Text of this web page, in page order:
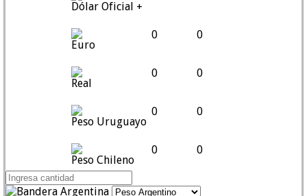
Dólar Oficial +
Euro
0 0
Real
0 0
Peso Uruguayo
0 0
Peso Chileno
0 0